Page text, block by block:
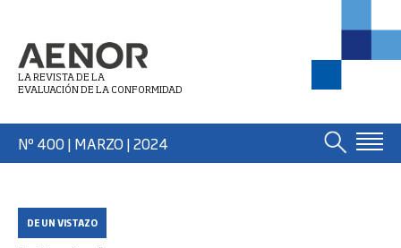
LA REVISTA DE LA
EVALUACIÓN DE LA CONFORMIDAD
Nº 400 | MARZO| 2024
DE UN VISTAZO